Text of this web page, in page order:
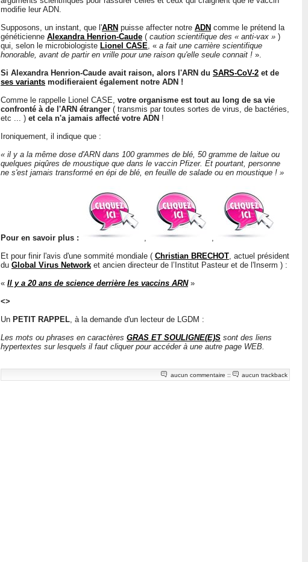
modifie leur ADN.
Supposons, un instant, que l'ARN puisse affecter notre ADN comme le prétend la
généticienne Alexandra Henrion-Caude ( caution scientifique des « anti-vax » )
qui, selon le microbiologiste Lionel CASE, « a fait une carrière scientifique
honorable, avant de partir en vrille pour une raison qu'elle seule connait ! ».
Si Alexandra Henrion-Caude avait raison, alors l'ARN du SARS-CoV-2 et de
ses variants modifieraient également notre ADN !
Comme le rappelle Lionel CASE, votre organisme est tout au long de sa vie
confronté à de l'ARN étranger ( transmis par toutes sortes de virus, de bactéries,
etc ... ) et cela n'a jamais affecté votre ADN !
Ironiquement, il indique que :
« il y a la même dose d'ARN dans 100 grammes de blé, 50 gramme de laitue ou
quelques piqûres de moustique que dans le vaccin Pfizer. Et pourtant, personne
ne s'est jamais transformé en épi de blé, en feuille de salade ou en moustique ! »
Pour en savoir plus : ,
,
Et pour finir l'avis d'une sommité mondiale ( Christian BRECHOT, actuel président
du Global Virus Network et ancien directeur de l’Institut Pasteur et de l'Inserm ) :
« Il y a 20 ans de science derrière les vaccins ARN»
<>
Un PETIT RAPPEL, à la demande d'un lecteur de LGDM :
Les mots ou phrases en caractères GRAS ET SOULIGNE(E)S sont des liens
hypertextes sur lesquels il faut cliquer pour accéder à une autre page WEB.
aucun commentaire :: aucun trackback